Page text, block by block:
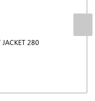
280